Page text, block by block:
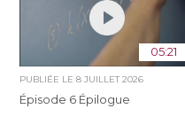
05:21
PUBLIÉE LE8 JUILLET 2026
Épisode 6 Épilogue